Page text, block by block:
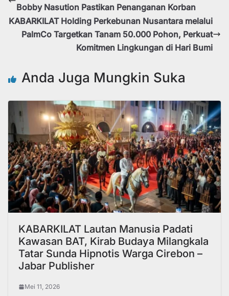
Bobby Nasution Pastikan Penanganan Korban
KABARKILAT Holding Perkebunan Nusantara melalui
PalmCo Targetkan Tanam 50.000 Pohon, Perkuat
Komitmen Lingkungan di Hari Bumi
Anda Juga Mungkin Suka
KABARKILAT Lautan Manusia Padati
Kawasan BAT, Kirab Budaya Milangkala
Tatar Sunda Hipnotis Warga Cirebon –
Jabar Publisher
Mei 11, 2026